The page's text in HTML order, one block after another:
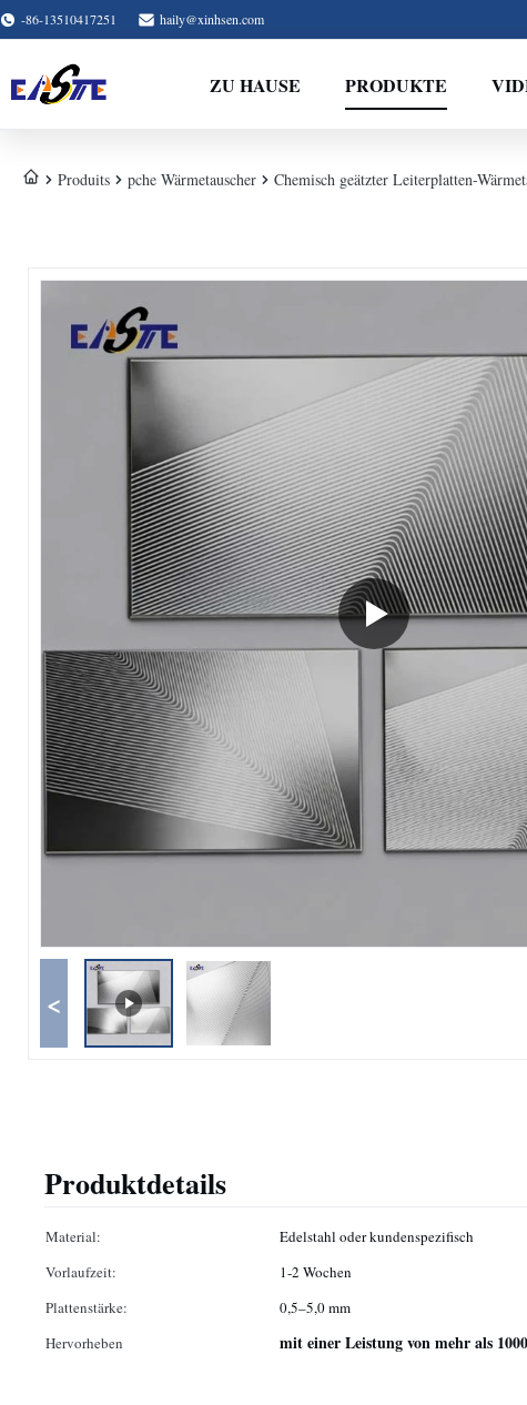
-86-13510417251 haily@xinhsen.com
ZU HAUSE PRODUKTE
Produits pche Wärmetauscher Chemisch geätzter Leiterplatten-
<
Produktdetails
Material: Edelstahl oder kundenspezifisch
Vorlaufzeit:
1-2 Wochen
Plattenstärke:
0,5–5,0 mm
Hervorheben
mit einer Leistung von mehr als